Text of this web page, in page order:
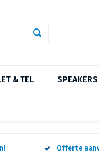
& TEL SPEAKERS
Offerte